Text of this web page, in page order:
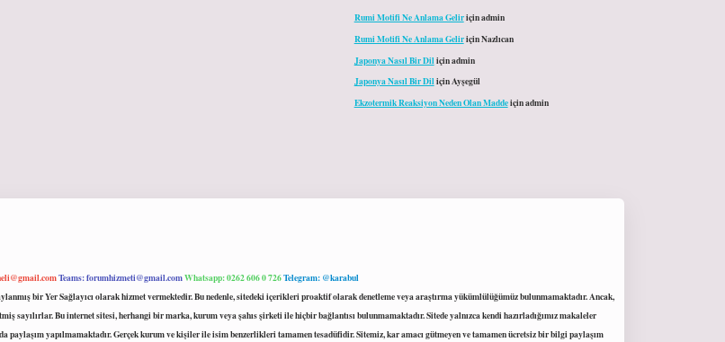
Rumi Motifi Ne Anlama Geliriçinadmin
Rumi Motifi Ne Anlama GeliriçinNazlıcan
Japonya Nasıl Bir Dil içinadmin
Japonya Nasıl Bir DiliçinAyşegül
Ekzotermik Reaksiyon Neden Olan Maddeiçinadmin
Teams:forumhizmeti@gmail.comWhatsapp: 0262 606 0 726Telegram: @karabul
bir Yer Sağlayıcı olarak hizmet vermektedir. Bu nedenle, sitedeki içerikleri proaktif olarak denetleme veya araştırma yükümlülüğümüz bulunmamaktadır. Ancak,
Bu internet sitesi, herhangi bir marka, kurum veya şahıs şirketi ile hiçbir bağlantısı bulunmamaktadır. Sitede yalnızca kendi hazırladığımız makaleler
yapılmamaktadır. Gerçek kurum ve kişiler ile isim benzerlikleri tamamen tesadüfidir. Sitemiz, kar amacı gütmeyen ve tamamen ücretsiz bir bilgi paylaşım